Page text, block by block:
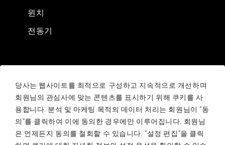
윈치
전동기
Sale conditions
Purchasing conditions
Your compliance report
당사는 웹사이트를 최적으로 구성하고 지속적으로 개선하며
회원님의 관심사에 맞는 콘텐츠를 표시하기 위해 쿠키를 사
용합니다. 분석 및 마케팅 목적의 데이터 처리는 회원님이 "동
의"를 클릭하여 이에 동의한 경우에만 이루어집니다. 회원님
은 언제든지 동의를 철회할 수 있습니다. "설정 편집"을 클릭